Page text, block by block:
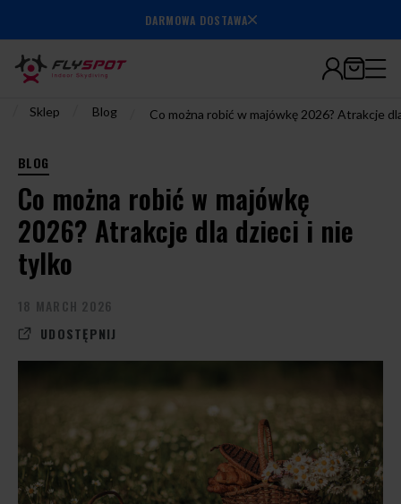
7.000.000+wylatanych
DARMOWA DOSTAWA
Sklep Blog Co można robić w majówkę 2026? Atrakcje
BLOG
Co można robić w majówkę
2026? Atrakcje dla dzieci i nie
tylko
18 MARCH 2026
UDOSTĘPNIJ